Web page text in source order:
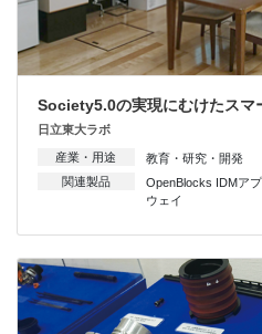
Society5.0の実現にむけたスマ
日立東大ラボ
産業・用途
教育・研究・開発
関連製品
OpenBlocks IDMア
ウェイ